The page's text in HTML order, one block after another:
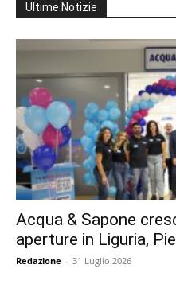
Ultime Notizie
Acqua & Sapone
aperture in Liguria,
Redazione - 31 Luglio 2026